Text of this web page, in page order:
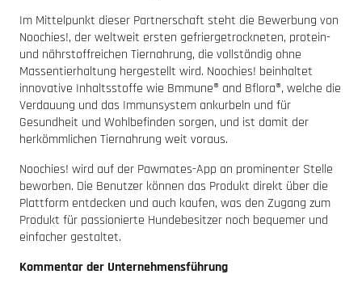
Im Mittelpunkt dieser Partnerschaft steht die Bewerbung von
Noochies!, der weltweit ersten gefriergetrockneten, protein-
und nährstoffreichen Tiernahrung, die vollständig ohne
Massentierhaltung hergestellt wird. Noochies! beinhaltet
innovative Inhaltsstoffe wie Bmmune® and Bflora®, welche die
Verdauung und das Immunsystem ankurbeln und für
Gesundheit und Wohlbefinden sorgen, und ist damit der
herkömmlichen Tiernahrung weit voraus.
Noochies! wird auf der Pawmates-App an prominenter Stelle
beworben. Die Benutzer können das Produkt direkt über die
Plattform entdecken und auch kaufen, was den Zugang zum
Produkt für passionierte Hundebesitzer noch bequemer und
einfacher gestaltet.
Kommentar der Unternehmensführung